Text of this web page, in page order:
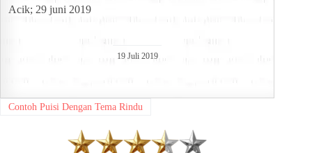
Acik; 29 juni 2019
19 Juli 2019
Contoh Puisi Dengan Tema Rindu